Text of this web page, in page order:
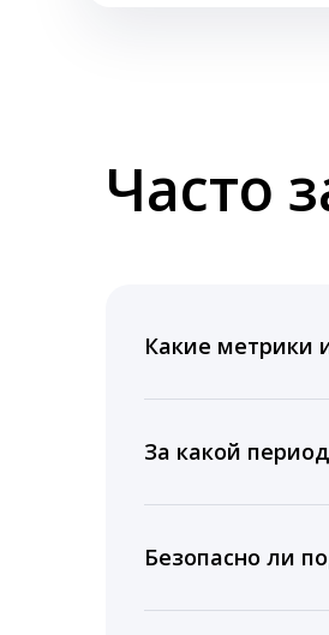
Часто
Какие метрики
время для
За какой
подключении
5 лет.
Безопасно ли